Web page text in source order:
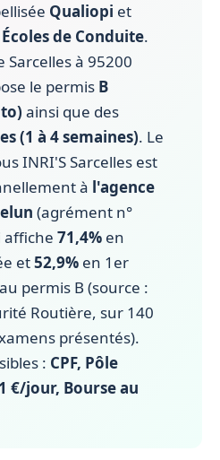
Qualiopi et
de Conduite.
Sarcelles à 95200
le permis B
ainsi que des
(1 à 4 semaines). Le
INRI'S Sarcelles est
à l'agence
(agrément n°
affiche 71,4% en
et52,9% en 1er
permis B (source :
Routière, sur 140
présentés).
: CPF, Pôle
€/jour, Bourse au